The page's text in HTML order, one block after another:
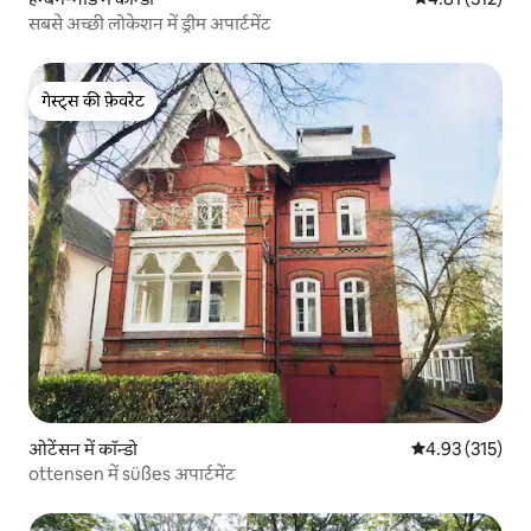
सबसे अच्छी लोकेशन में ड्रीम अपार्टमेंट
गेस्ट्स की फ़ेवरेट
गेस्ट्स की फ़ेवरेट
ओटेंसन में कॉन्डो औसत रेटिंग 5 में से
4.93 (315)
ottensen में süßes अपार्टमेंट